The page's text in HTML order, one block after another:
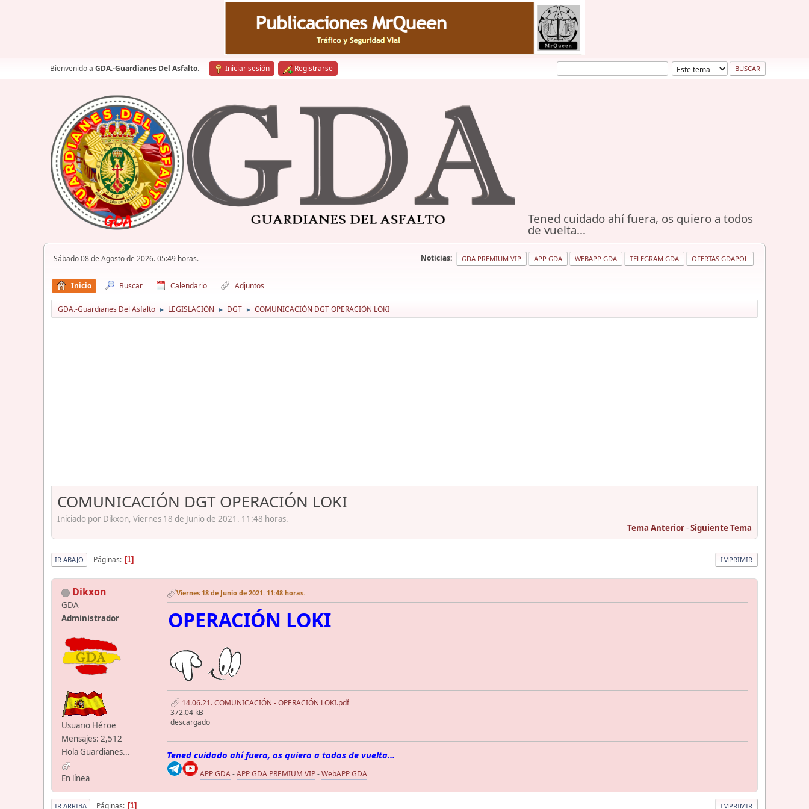
Bienvenido a GDA.-Guardianes Del Asfalto. Iniciar sesión Registrarse
Tened cuidado ahí fuera, os quiero a todos
de vuelta...
Sábado 08 de Agosto de 2026. 05:49 horas. Noticias: GDA PREMIUM VIP APP GDA WEBAPP GDA TELEGRAM GDA OFERTAS GDAPOL
Inicio Buscar Calendario Adjuntos
GDA.-Guardianes Del Asfalto ► LEGISLACIÓN ► DGT ► COMUNICACIÓN DGT OPERACIÓN LOKI
COMUNICACIÓN DGT OPERACIÓN LOKI
Iniciado por Dikxon, Viernes 18 de Junio de 2021. 11:48 horas.
Tema Anterior-Siguiente Tema
IMPRIMIR
IR ABAJO Páginas 1
Dikxon
GDA
Administrador
Usuario Héroe
Mensajes: 2,512
Hola Guardianes...
En línea
Viernes 18 de Junio de 2021. 11:48 horas.
OPERACIÓN LOKI
14.06.21. COMUNICACIÓN - OPERACIÓN LOKI.pdf
372.04 kB
descargado
Tened cuidado ahí fuera, os quiero a todos de vuelta...
APP GDA-APP GDA PREMIUM VIP-WebAPP GDA
IMPRIMIR
IR ARRIBA Páginas 1